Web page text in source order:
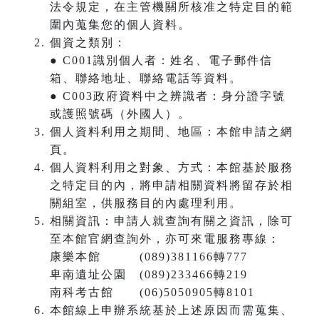
法令規定，在主管機關所核准之特定目的範
圍內蒐集您的個人資料。
個資之類別：
● C001識別個人者：姓名、電子郵件信
箱、聯絡地址、聯絡電話等資料。
● C003政府資料中之辨識者：身分證字號
或護照號碼（外國人）。
個人資料利用之期間、地區：本館申請之網
頁。
個人資料利用之對象、方式：本館基於服務
之特定目的內，將申請相關資料將留存於相
關組室，供服務目的內處理利用。
相關資訊：申請人就查詢有關之資訊，除可
至本館官網查詢外，亦可來電服務專線：
康樂本館 (089)381166轉777
卑南遺址公園 (089)233466轉219
南科考古館 (06)5050905轉8101
本館線上申辦系統基於上述原因而需蒐集、